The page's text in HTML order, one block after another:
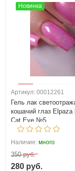
Новинка
Артикул: 00012261
Гель лак
кошачий глаз Elpaza
Cat Eye №5
Наличие: много
350 руб.
280 руб.